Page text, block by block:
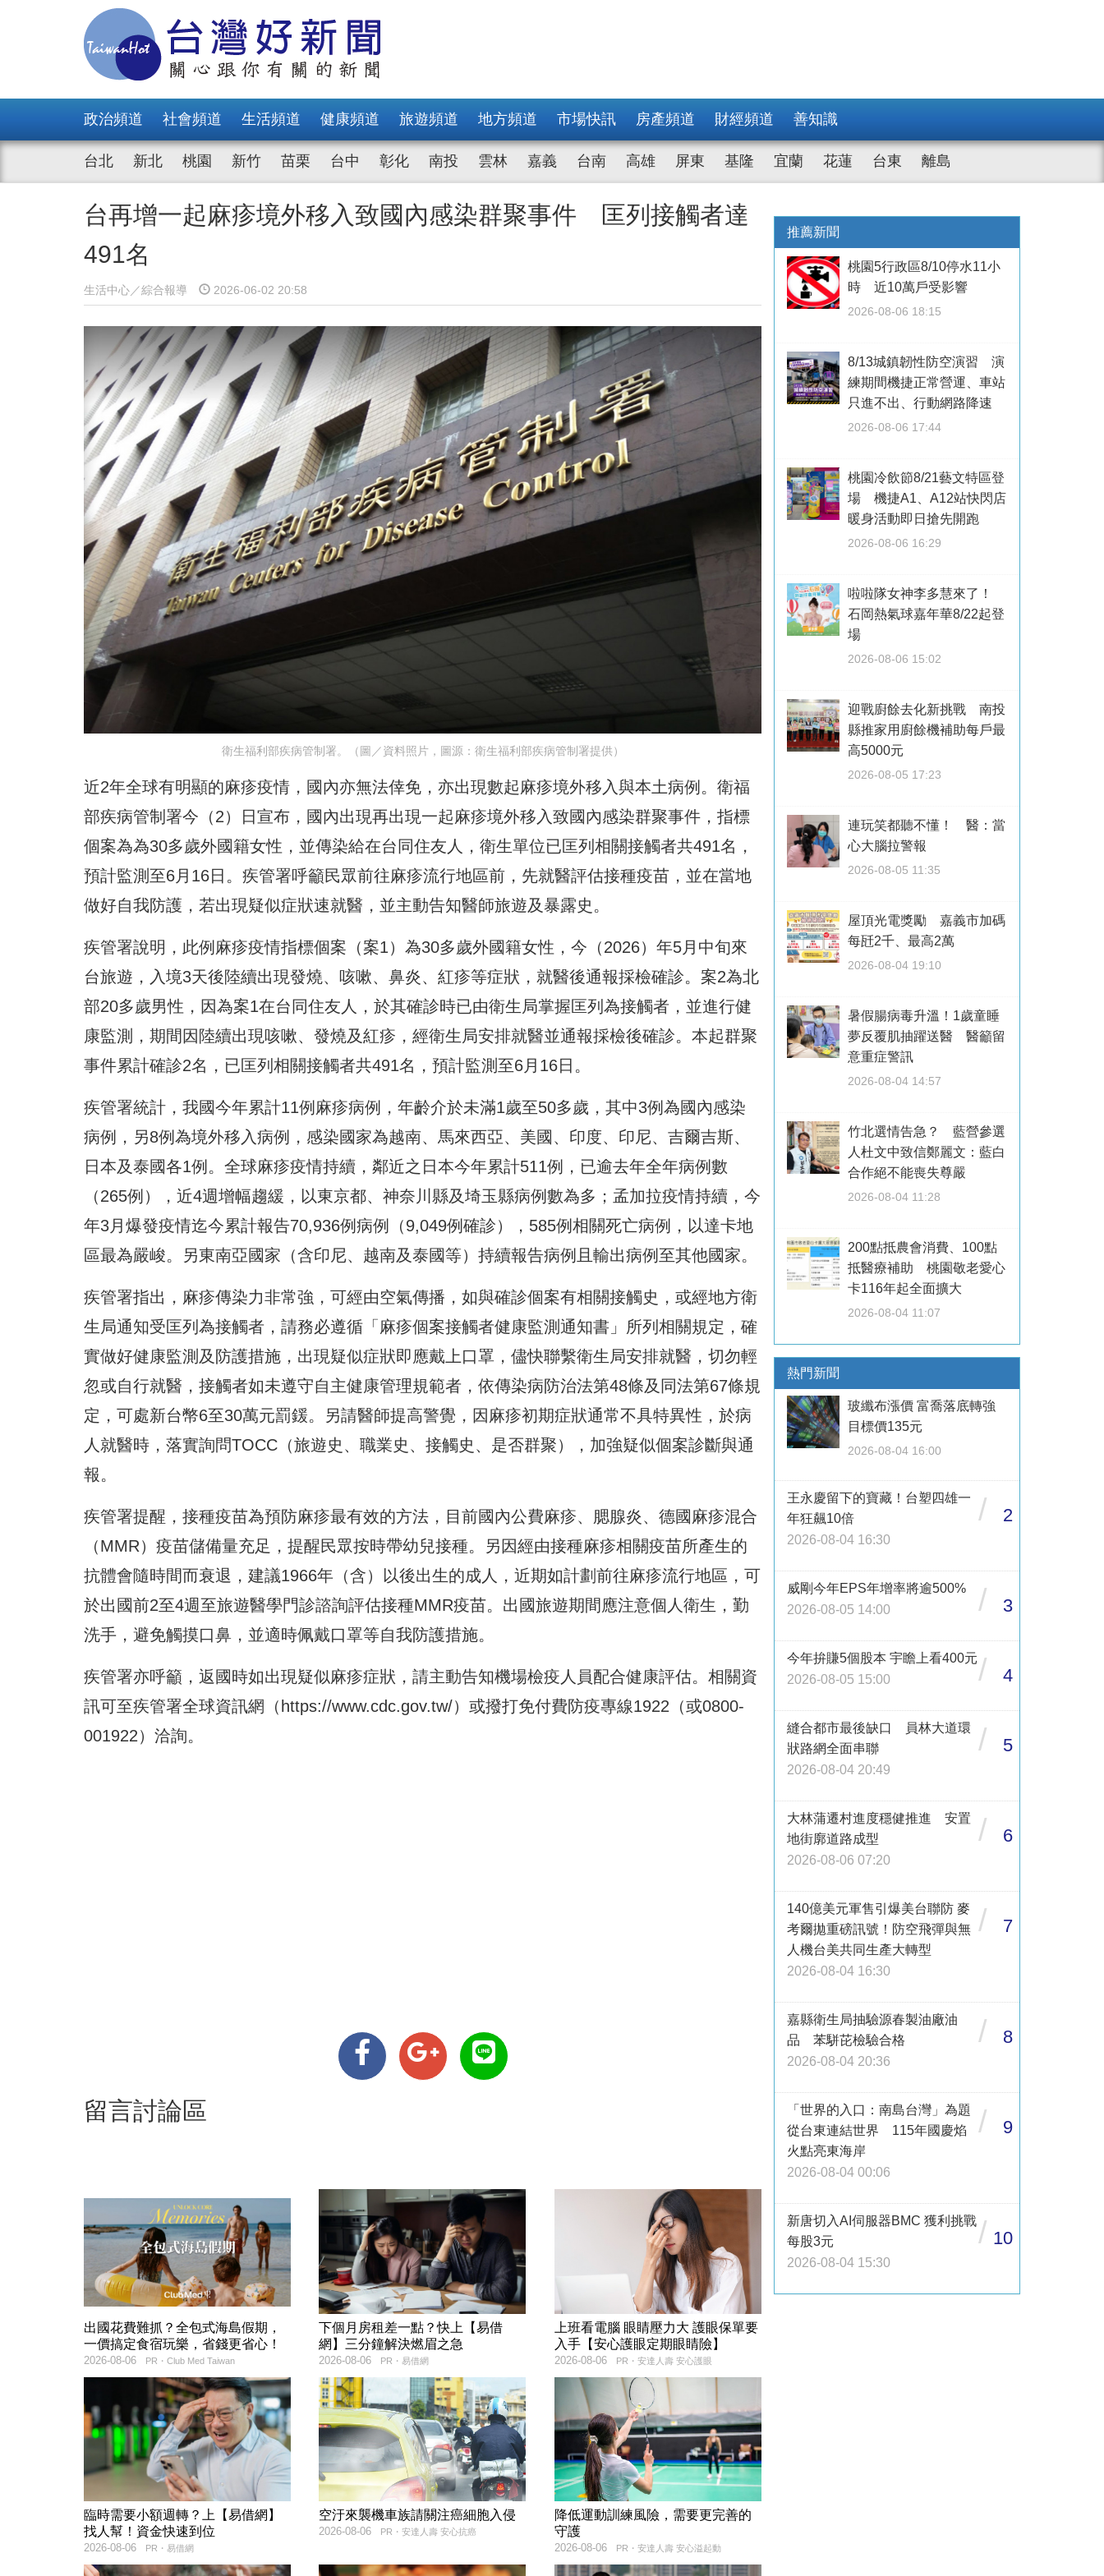
政治頻道 社會頻道 生活頻道 健康頻道 旅遊頻道 地方頻道 市場快訊 房產頻道 財經頻道 善知識
台北 新北 桃園 新竹 苗栗 台中 彰化 南投 雲林 嘉義 台南 高雄 屏東 基隆 宜蘭 花蓮 台東 離島
台再增一起麻疹境外移入致國內感染群聚事件 匡列接觸者達
491名
生活中心／綜合報導 2026-06-02 20:58
衛生福利部疾病管制署。（圖／資料照片，圖源：衛生福利部疾病管制署提供）
近2年全球有明顯的麻疹疫情，國內亦無法倖免，亦出現數起麻疹境外移入與本土病例。衛福
部疾病管制署今（2）日宣布，國內出現再出現一起麻疹境外移入致國內感染群聚事件，指標
個案為為30多歲外國籍女性，並傳染給在台同住友人，衛生單位已匡列相關接觸者共491名，
預計監測至6月16日。疾管署呼籲民眾前往麻疹流行地區前，先就醫評估接種疫苗，並在當地
做好自我防護，若出現疑似症狀速就醫，並主動告知醫師旅遊及暴露史。
疾管署說明，此例麻疹疫情指標個案（案1）為30多歲外國籍女性，今（2026）年5月中旬來
台旅遊，入境3天後陸續出現發燒、咳嗽、鼻炎、紅疹等症狀，就醫後通報採檢確診。案2為北
部20多歲男性，因為案1在台同住友人，於其確診時已由衛生局掌握匡列為接觸者，並進行健
康監測，期間因陸續出現咳嗽、發燒及紅疹，經衛生局安排就醫並通報採檢後確診。本起群聚
事件累計確診2名，已匡列相關接觸者共491名，預計監測至6月16日。
疾管署統計，我國今年累計11例麻疹病例，年齡介於未滿1歲至50多歲，其中3例為國內感染
病例，另8例為境外移入病例，感染國家為越南、馬來西亞、美國、印度、印尼、吉爾吉斯、
日本及泰國各1例。全球麻疹疫情持續，鄰近之日本今年累計511例，已逾去年全年病例數
（265例），近4週增幅趨緩，以東京都、神奈川縣及埼玉縣病例數為多；孟加拉疫情持續，今
年3月爆發疫情迄今累計報告70,936例病例（9,049例確診），585例相關死亡病例，以達卡地
區最為嚴峻。另東南亞國家（含印尼、越南及泰國等）持續報告病例且輸出病例至其他國家。
疾管署指出，麻疹傳染力非常強，可經由空氣傳播，如與確診個案有相關接觸史，或經地方衛
生局通知受匡列為接觸者，請務必遵循「麻疹個案接觸者健康監測通知書」所列相關規定，確
實做好健康監測及防護措施，出現疑似症狀即應戴上口罩，儘快聯繫衛生局安排就醫，切勿輕
忽或自行就醫，接觸者如未遵守自主健康管理規範者，依傳染病防治法第48條及同法第67條規
定，可處新台幣6至30萬元罰鍰。另請醫師提高警覺，因麻疹初期症狀通常不具特異性，於病
人就醫時，落實詢問TOCC（旅遊史、職業史、接觸史、是否群聚），加強疑似個案診斷與通
報。
疾管署提醒，接種疫苗為預防麻疹最有效的方法，目前國內公費麻疹、腮腺炎、德國麻疹混合
（MMR）疫苗儲備量充足，提醒民眾按時帶幼兒接種。另因經由接種麻疹相關疫苗所產生的
抗體會隨時間而衰退，建議1966年（含）以後出生的成人，近期如計劃前往麻疹流行地區，可
於出國前2至4週至旅遊醫學門診諮詢評估接種MMR疫苗。出國旅遊期間應注意個人衛生，勤
洗手，避免觸摸口鼻，並適時佩戴口罩等自我防護措施。
疾管署亦呼籲，返國時如出現疑似麻疹症狀，請主動告知機場檢疫人員配合健康評估。相關資
訊可至疾管署全球資訊網（ https://www.cdc.gov.tw/）或撥打免付費防疫專線1922（或0800-
001922）洽詢。
留言討論區
出國花費難抓？全包式海島假期，
一價搞定食宿玩樂，省錢更省心！
PR・Club Med Taiwan
2026-08-06
下個月房租差一點？快上【易借
網】三分鐘解決燃眉之急
PR・易借網
2026-08-06
上班看電腦 眼睛壓力大 護眼保單要
入手【安心護眼定期眼睛險】
PR・安達人壽 安心護眼
2026-08-06
臨時需要小額週轉？上【易借網】
找人幫！資金快速到位
PR・易借網
2026-08-06
空汙來襲機車族請關注癌細胞入侵
PR・安達人壽 安心抗癌
2026-08-06
降低運動訓練風險，需要更完善的
守護
PR・安達人壽 安心溢起動
2026-08-06
推薦新聞
桃園5行政區8/10停水11小
時 近10萬戶受影響
2026-08-06 18:15
8/13城鎮韌性防空演習 演
練期間機捷正常營運、車站
只進不出、行動網路降速
2026-08-06 17:44
桃園冷飲節8/21藝文特區登
場 機捷A1、A12站快閃店
暖身活動即日搶先開跑
2026-08-06 16:29
啦啦隊女神李多慧來了！
石岡熱氣球嘉年華8/22起登
場
2026-08-06 15:02
迎戰廚餘去化新挑戰 南投
縣推家用廚餘機補助每戶最
高5000元
2026-08-05 17:23
連玩笑都聽不懂！ 醫：當
心大腦拉警報
2026-08-05 11:35
屋頂光電獎勵 嘉義市加碼
每瓩2千、最高2萬
2026-08-04 19:10
暑假腸病毒升溫！1歲童睡
夢反覆肌抽躍送醫 醫籲留
意重症警訊
2026-08-04 14:57
竹北選情告急？ 藍營參選
人杜文中致信鄭麗文：藍白
合作絕不能喪失尊嚴
2026-08-04 11:28
200點抵農會消費、100點
抵醫療補助 桃園敬老愛心
卡116年起全面擴大
2026-08-04 11:07
熱門新聞
玻纖布漲價 富喬落底轉強
目標價135元
2026-08-04 16:00
王永慶留下的寶藏！台塑四雄一
年狂飆10倍
2026-08-04 16:30
/ 2
威剛今年EPS年增率將逾500%
2026-08-05 14:00
/ 3
今年拚賺5個股本 宇瞻上看400元
2026-08-05 15:00
/ 4
縫合都市最後缺口 員林大道環
狀路網全面串聯
2026-08-04 20:49
/ 5
大林蒲遷村進度穩健推進 安置
地街廓道路成型
2026-08-06 07:20
/ 6
140億美元軍售引爆美台聯防 麥
考爾拋重磅訊號！防空飛彈與無
人機台美共同生產大轉型
2026-08-04 16:30
/ 7
嘉縣衛生局抽驗源春製油廠油
品 苯駢芘檢驗合格
2026-08-04 20:36
/ 8
「世界的入口：南島台灣」為題
從台東連結世界 115年國慶焰
火點亮東海岸
2026-08-04 00:06
/ 9
新唐切入AI伺服器BMC 獲利挑戰
每股3元
2026-08-04 15:30
/ 10